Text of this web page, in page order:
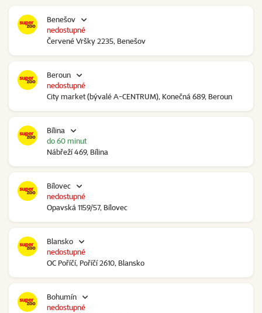
Benešov
Červené Vršky 2235, Benešov
nedostupné
Beroun
City market (bývalé A-CENTRUM), Konečná 689, Beroun
nedostupné
Bílina
Nábřeží 469, Bílina
do 60 minut
Bílovec
Opavská 1159/57, Bílovec
nedostupné
Blansko
OC Poříčí, Poříčí 2610, Blansko
nedostupné
Bohumín
nedostupné